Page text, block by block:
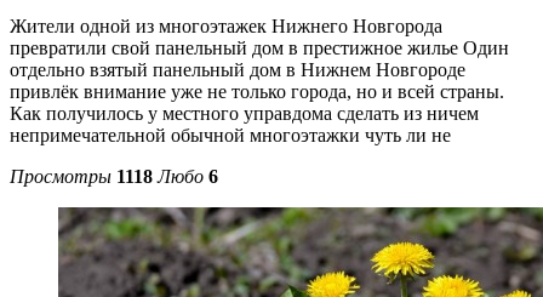
Жители одной из многоэтажек Нижнего Новгорода
превратили свой панельный дом в престижное жилье Один
отдельно взятый панельный дом в Нижнем Новгороде
привлёк внимание уже не только города, но и всей страны.
Как получилось у местного управдома сделать из ничем
непримечательной обычной многоэтажки чуть ли не
Просмотры 1118 Любо 6